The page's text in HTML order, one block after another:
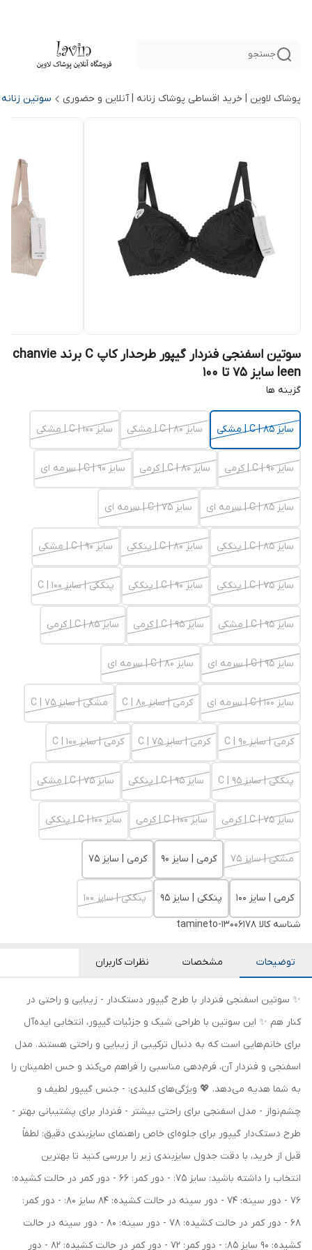
جستجو
پوشاک لاوین | خرید اقساطی پوشاک زنانه | آنلاین و حضوری سوتین زنانه
سوتین اسفنجی فنردار گیپور طرحدار کاپ C برند chanvie
leen سایز 75 تا 100
گزینه ها
سایز 85 | C | مشکی سایز 80 | C | مشکی سایز 100 | C | مشکی
سایز 90 | C | کرمی سایز 80 | C | کرمی سایز 90 | C | سرمه ای
سایز 85 | C | سرمه ای سایز 75 | C | سرمه ای
سایز 85 | C | پنککی سایز 80 | C | پنککی سایز 90 | C | مشکی
سایز 75 | C | پنککی سایز 90 | C | پنککی پنککی | سایز 100 | C
سایز 95 | C | مشکی سایز 95 | C | کرمی سایز 85 | C | کرمی
سایز 95 | C | سرمه ای سایز 80 | C | سرمه ای
سایز 100 | C | سرمه ای کرمی | سایز 80 | C مشکی | سایز 75 | C
کرمی | سایز 90 | C کرمی | سایز 75 | C کرمی | سایز 100 | C
پنککی | سایز 95 | C سایز 95 | C | پنککی سایز 75 | C | مشکی
سایز 75 | C | کرمی سایز 100 | C | کرمی سایز 100 | C | پنککی
مشکی | سایز 75 کرمی | سایز 90 کرمی | سایز 75
کرمی | سایز 100 پنککی | سایز 95
پنککی | سایز 100
شناسه کالا tamineto-13006178
توضیحات مشخصات نظرات کاربران
✨ سوتین اسفنجی فنردار با طرح گیپور دستک‌دار - زیبایی و راحتی در
کنار هم ✨ این سوتین با طراحی شیک و جزئیات گیپور، انتخابی ایده‌آل
برای خانم‌هایی است که به دنبال ترکیبی از زیبایی و راحتی هستند. مدل
اسفنجی و فنردار آن، فرم‌دهی مناسبی را فراهم می‌کند و حس اطمینان را
به شما هدیه می‌دهد. 💖 ویژگی‌های کلیدی: - جنس گیپور لطیف و
چشم‌نواز - مدل اسفنجی برای راحتی بیشتر - فنردار برای پشتیبانی بهتر -
طرح دستک‌دار گیپور برای جلوه‌ای خاص راهنمای سایزبندی دقیق: لطفاً
قبل از خرید، با دقت جدول سایزبندی زیر را بررسی کنید تا بهترین
انتخاب را داشته باشید: سایز 75: - دور کمر: 66 - دور کمر در حالت کشیده:
76 - دور سینه: 74 - دور سینه در حالت کشیده: 84 سایز 80: - دور کمر:
68 - دور کمر در حالت کشیده: 78 - دور سینه: 80 - دور سینه در حالت
کشیده: 90 سایز 85: - دور کمر: 72 - دور کمر در حالت کشیده: 82 - دور